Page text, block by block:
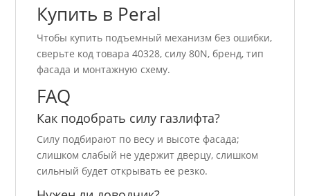
Купить в Peral
Чтобы купить подъемный механизм без ошибки,
сверьте код товара 40328, силу 80N, бренд, тип
фасада и монтажную схему.
FAQ
Как подобрать силу газлифта?
Силу подбирают по весу и высоте фасада;
слишком слабый не удержит дверцу, слишком
сильный будет открывать ее резко.